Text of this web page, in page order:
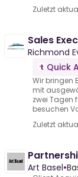
Zuletzt
Sales
Richmond
Quick
Wir bringen
mit
zwei Tagen
besuchen
Zuletzt
Art Basel•